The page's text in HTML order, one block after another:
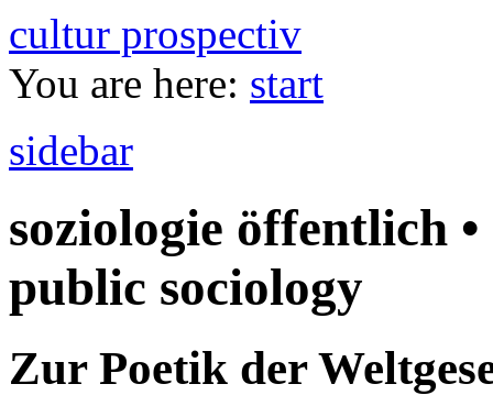
cultur prospectiv
You are here: start
sidebar
soziologie öffentlich
public sociology
Zur Poetik der